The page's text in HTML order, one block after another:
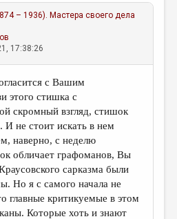
– 1936). Мастера своего дела
17:38:26
с Вашим
этого стишка с
скромный взгляд, стишок
не стоит искать в нем
наверно, с неделю
обличает графоманов, Вы
сарказма были
Но я с самого начала не
главные критикуемые в этом
Которые хоть и знают